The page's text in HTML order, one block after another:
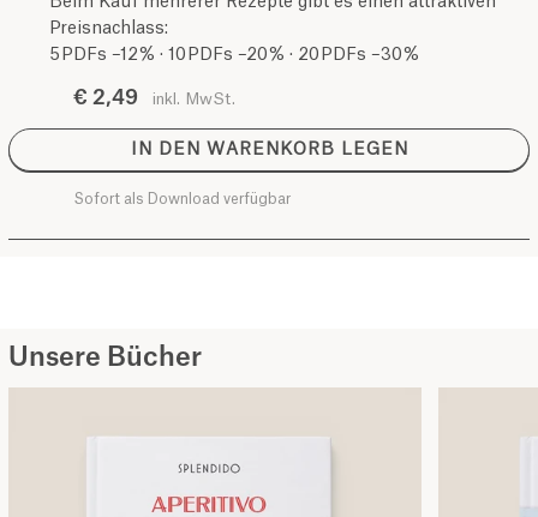
Preisnachlass:
5 PDFs –12 % · 10 PDFs –20 % · 20 PDFs –30 %
€ 2,49 inkl. MwSt.
IN DEN WARENKORB LEGEN
Sofort als Download verfügbar
Unsere Bücher
Kochbuch SPLENDIDO APERITIVO